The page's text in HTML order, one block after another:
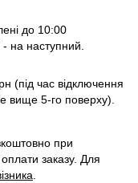
до 10:00
на наступний.
(під час відключення
вище 5-го поверху).
при
заказу. Для
.